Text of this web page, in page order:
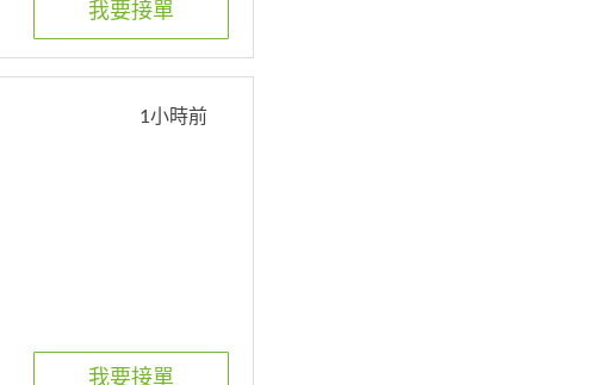
我要接單
1小時前
我要接單